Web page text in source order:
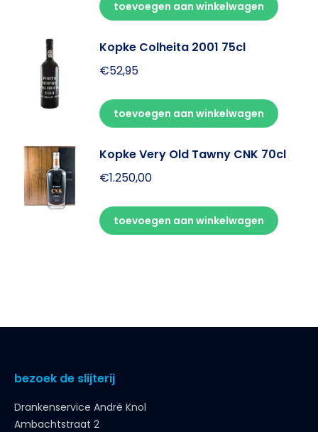
toevoegen aan winkelwagen
Kopke Colheita 2001 75cl
€52,95
toevoegen aan winkelwagen
Kopke Very Old Tawny CNK 70cl
€1.250,00
toevoegen aan winkelwagen
bezoek de slijterij
Drankenservice André Knol
Ambachtstraat 2